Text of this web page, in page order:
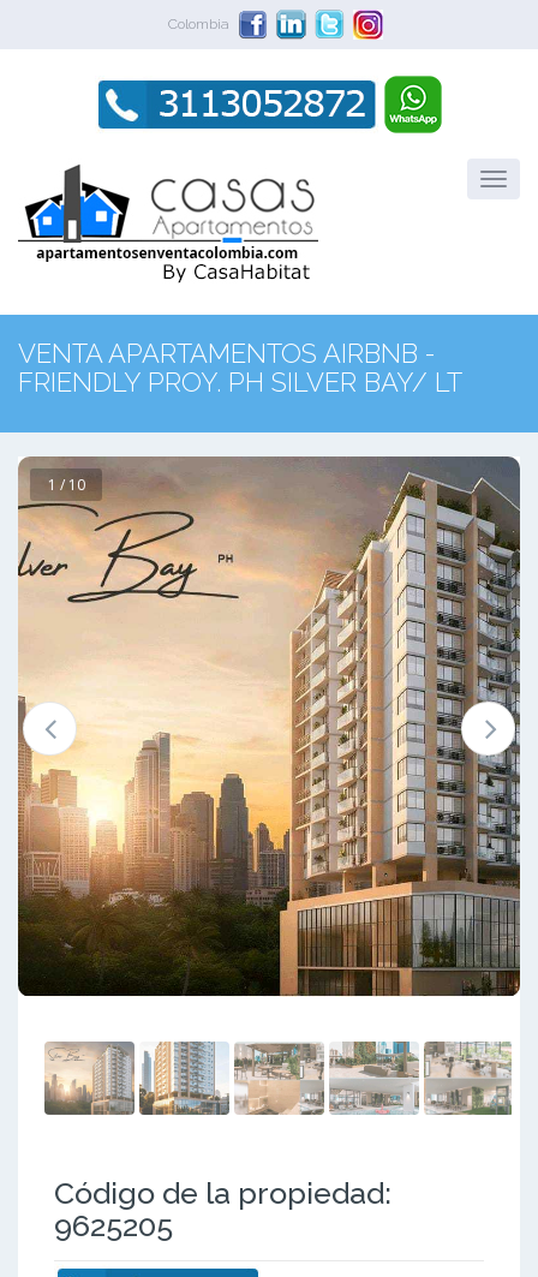
Colombia
VENTA APARTAMENTOS AIRBNB -
FRIENDLY PROY. PH SILVER BAY/ LT
1 / 10
Código de la propiedad:
9625205